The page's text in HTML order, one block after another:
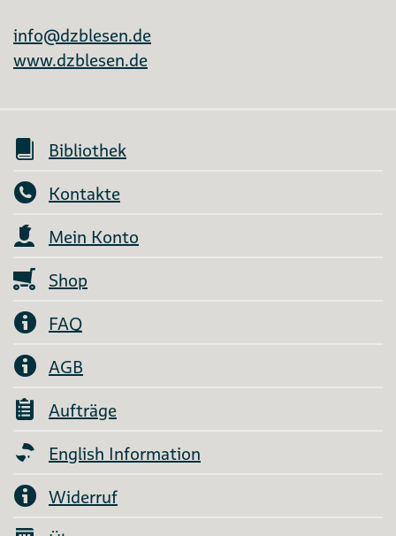
info@dzblesen.de
www.dzblesen.de
Bibliothek
Kontakte
Mein Konto
Shop
FAQ
AGB
Aufträge
English Information
Widerruf